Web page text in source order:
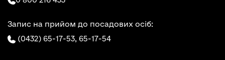
Запис на прийом до посадових осіб:
(0432) 65-17-53, 65-17-54